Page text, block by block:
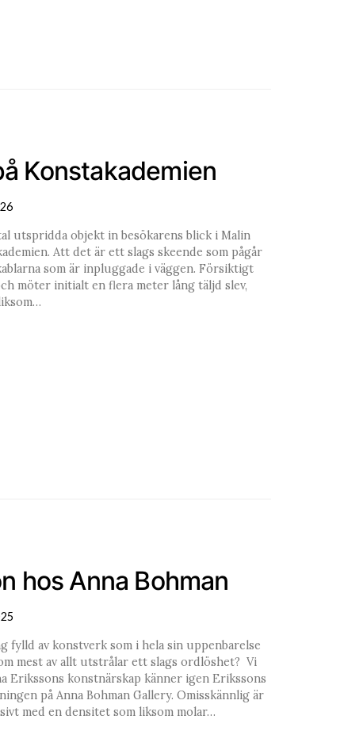
Konstakademien
utspridda objekt in besökarens blick i Malin
Att det är ett slags skeende som pågår
som är inpluggade i väggen. Försiktigt
möter initialt en flera meter lång täljd slev,
hos Anna Bohman
fylld av konstverk som i hela sin uppenbarelse
mest av allt utstrålar ett slags ordlöshet? Vi
Erikssons konstnärskap känner igen Erikssons
på Anna Bohman Gallery. Omisskännlig är
med en densitet som liksom molar…